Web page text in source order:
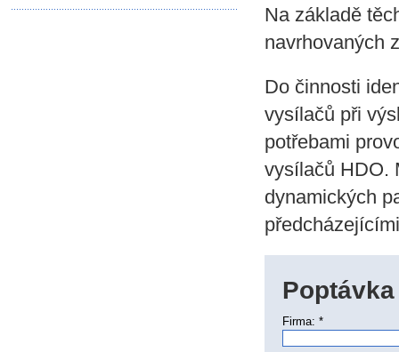
Na základě
navrhovaných
Do činnosti
vysílačů při
potřebami
vysílačů HDO.
dynamických
Poptávka
Firma: *